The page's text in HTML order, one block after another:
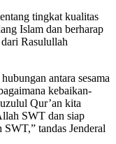
tingkat kualitas
Islam dan berharap
Rasulullah
antara sesama
kebaikan-
Qur’an kita
SWT dan siap
tandas Jenderal